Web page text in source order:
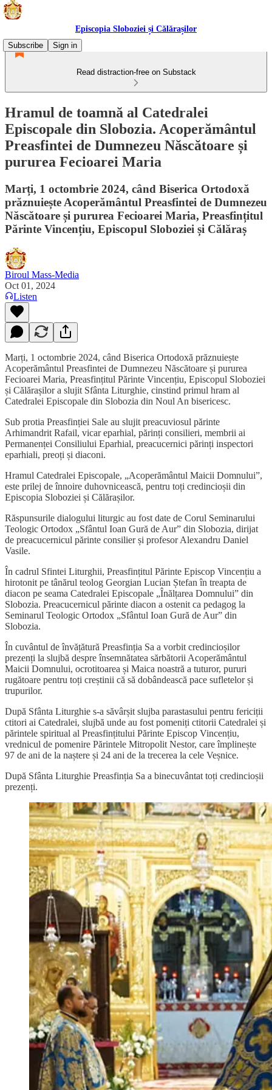
Episcopia Sloboziei și Călărașilor
Subscribe
Sign in
Read distraction-free on Substack
Hramul de toamnă al Catedralei
Episcopale din Slobozia. Acoperământul
Preasfintei de Dumnezeu Născătoare și
pururea Fecioarei Maria
Marți, 1 octombrie 2024, când Biserica Ortodoxă
prăznuiește Acoperământul Preasfintei de Dumnezeu
Născătoare și pururea Fecioarei Maria, Preasfințitul
Părinte Vincențiu, Episcopul Sloboziei și Călăraș
Biroul Mass-Media
Oct 01, 2024
Listen
Marți, 1 octombrie 2024, când Biserica Ortodoxă prăznuiește
Acoperământul Preasfintei de Dumnezeu Născătoare și pururea
Fecioarei Maria, Preasfințitul Părinte Vincențiu, Episcopul Sloboziei
și Călărașilor a slujit Sfânta Liturghie, cinstind primul hram al
Catedralei Episcopale din Slobozia din Noul An bisericesc.
Sub protia Preasfinției Sale au slujit preacuviosul părinte
Arhimandrit Rafail, vicar eparhial, părinți consilieri, membrii ai
Permanenței Consiliului Eparhial, preacucernici părinți inspectori
eparhiali, preoți și diaconi.
Hramul Catedralei Episcopale, „Acoperământul Maicii Domnului”,
este prilej de înnoire duhovnicească, pentru toți credincioșii din
Episcopia Sloboziei și Călărașilor.
Răspunsurile dialogului liturgic au fost date de Corul Seminarului
Teologic Ortodox „Sfântul Ioan Gură de Aur” din Slobozia, dirijat
de preacucernicul părinte consilier și profesor Alexandru Daniel
Vasile.
În cadrul Sfintei Liturghii, Preasfințitul Părinte Episcop Vincențiu a
hirotonit pe tânărul teolog Georgian Lucian Ștefan în treapta de
diacon pe seama Catedralei Episcopale „Înălțarea Domnului” din
Slobozia. Preacucernicul părinte diacon a ostenit ca pedagog la
Seminarul Teologic Ortodox „Sfântul Ioan Gură de Aur” din
Slobozia.
În cuvântul de învățătură Preasfinția Sa a vorbit credincioșilor
prezenți la slujbă despre însemnătatea sărbătorii Acoperământul
Maicii Domnului, ocrotitoarea și Maica noastră a tuturor, pururi
rugătoare pentru toți creștinii că să dobândească pace sufletelor și
trupurilor.
După Sfânta Liturghie s-a săvârșit slujba parastasului pentru fericiții
ctitori ai Catedralei, slujbă unde au fost pomeniți ctitorii Catedralei și
părintele spiritual al Preasfințitului Părinte Episcop Vincențiu,
vrednicul de pomenire Părintele Mitropolit Nestor, care împlinește
97 de ani de la naștere și 24 ani de la trecerea la cele Veșnice.
După Sfânta Liturghie Preasfinția Sa a binecuvântat toți credincioșii
prezenți.